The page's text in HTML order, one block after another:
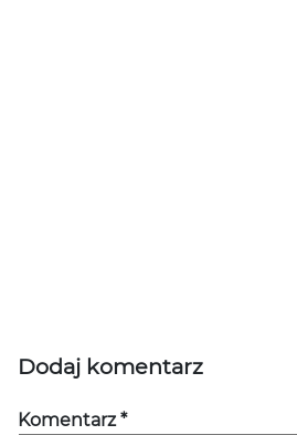
Dodaj komentarz
Komentarz*